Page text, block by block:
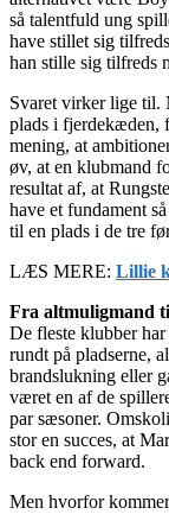
så talentfuld ung
have stillet sig
han stille sig tilfreds
Svaret virker lige til.
plads i fjerdekæden,
mening, at
øv, at en klubmand
resultat af, at
have et fundament
til en plads i de tre
LÆS MERE: Lillie
Fra altmuligmand
De fleste klubber
rundt på pladserne,
brandslukning eller
været en af de
par sæsoner.
stor en succes, at
back end forward.
Men hvorfor